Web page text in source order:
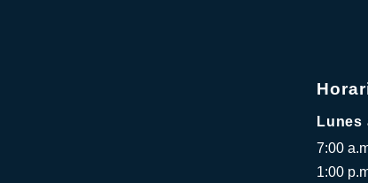
Lunes
7:00
1:00